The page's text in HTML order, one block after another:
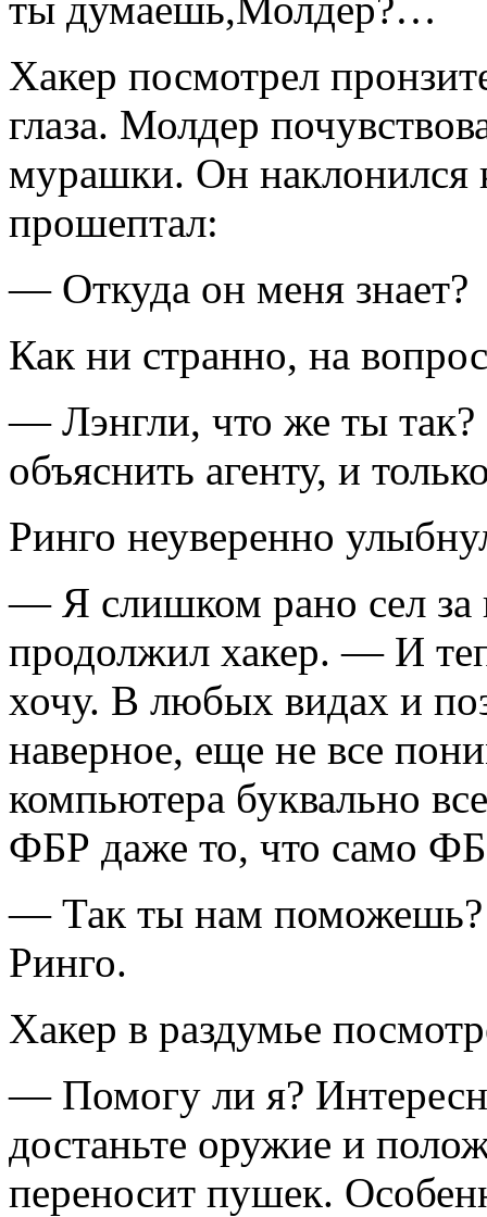
Хакер посмотрел
глаза. Молдер
мурашки. Он наклонился
прошептал:
— Откуда он меня знает?
Как ни странно, на
— Лэнгли, что же ты
объяснить агенту, и
Ринго неуверенно
— Я слишком рано сел
продолжил хакер. — И
хочу. В любых видах и
наверное, еще не все
компьютера буквально
ФБР даже то, что само
— Так ты нам поможешь?
Ринго.
Хакер в раздумье
— Помогу ли я?
достаньте оружие и
переносит пушек.